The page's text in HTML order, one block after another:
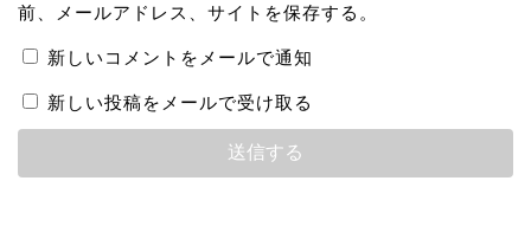
前、メールアドレス、サイトを保存する。
新しいコメントをメールで通知
新しい投稿をメールで受け取る